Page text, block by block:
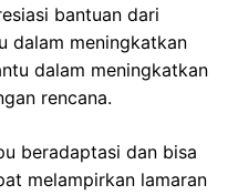
bantuan dari
dalam meningkatkan
dalam meningkatkan
rencana.
beradaptasi dan bisa
melampirkan lamaran